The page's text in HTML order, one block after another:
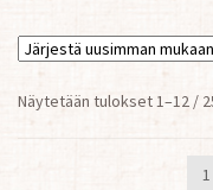
Näytetään tulokset 1–12 /
1